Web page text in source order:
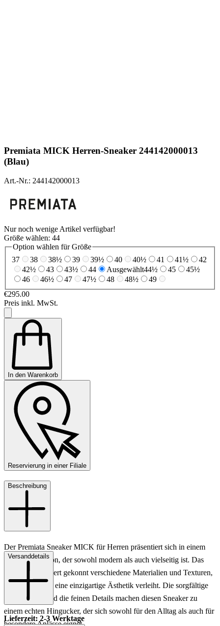
Premiata MICK Herren-Sneaker 244142000013
(Blau)
Art.-Nr.: 244142000013
Nur noch wenige Artikel verfügbar!
Größe wählen: 44
Option wählen für Größe
37
38 38½ 39 39½ 40 40½ 41 41½
42
42½
43 43½ 44 Ausgewählt44½ 45
45½
46
46½ 47 47½ 48 48½
49
€295.00
Preis inkl. MwSt.
In den Warenkorb
Reservierung in einer Filiale
Beschreibung
Der Premiata Sneaker MICK für Herren präsentiert sich in einem
stilvollen Blauton, der sowohl modern als auch vielseitig ist. Das
Design kombiniert gekonnt verschiedene Materialien und Texturen,
was dem Schuh eine einzigartige Ästhetik verleiht. Die sorgfältige
Verarbeitung und die feinen Details machen diesen Sneaker zu
einem echten Hingucker, der sich sowohl für den Alltag als auch für
besondere Anlässe eignet.
Versanddetails
Lieferzeit: 2-3 Werktage